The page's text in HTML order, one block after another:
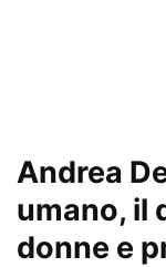
Andrea
umano, il
donne e